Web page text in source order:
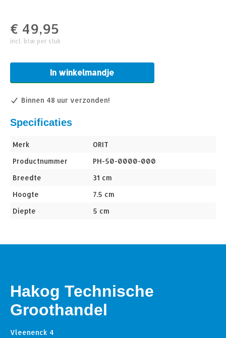
€ 49,95
incl. btw per stuk
In winkelmandje
Binnen 48 uur verzonden!
Specificaties
Merk
ORIT
Productnummer
PH-50-0000-000
Breedte
31 cm
Hoogte
7.5 cm
Diepte
5 cm
Hakog Technische
Groothandel
Vleenenck 4